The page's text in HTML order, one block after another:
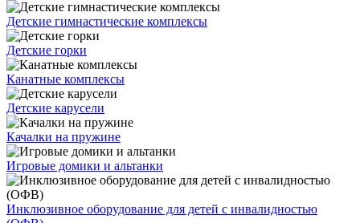
Детские гимнастические комплексы
Детские горки
Канатные комплексы
Детские карусели
Качалки на пружине
Игровые домики и альтанки
Инклюзивное оборудование для детей с инвалидностью